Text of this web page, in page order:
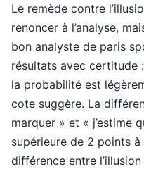
Le remède contre
renoncer à l’analyse,
bon analyste de paris
résultats avec certitude
la probabilité est
cote suggère. La
marquer » et « j’estime
supérieure de 2 points
différence entre